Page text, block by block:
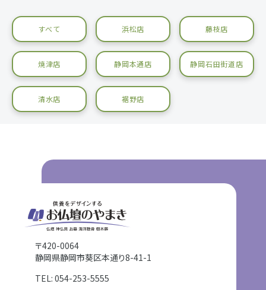
すべて 浜松店 藤枝店
焼津店 静岡本通店 静岡石田街道店
清水店 裾野店
〒420-0064
静岡県静岡市葵区本通り8-41-1
TEL: 054-253-5555